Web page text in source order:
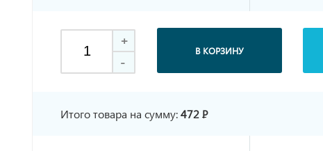
+
-
В КОРЗИНУ
Итого товара на сумму:472 Р